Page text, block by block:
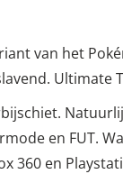
van het
Ultimate
en FUT.
360 en